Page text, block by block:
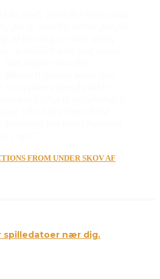
FROM UNDER SKOV AF
spilledatoer nær dig.